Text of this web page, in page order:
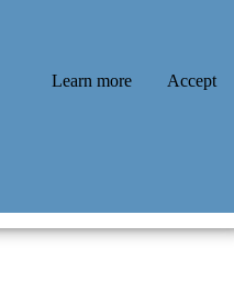
Learn more Accept